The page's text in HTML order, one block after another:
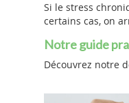
Si le stress
certains cas, on
Notre guide
Découvrez notre